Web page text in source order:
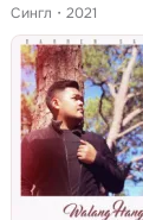
Сингл
2021